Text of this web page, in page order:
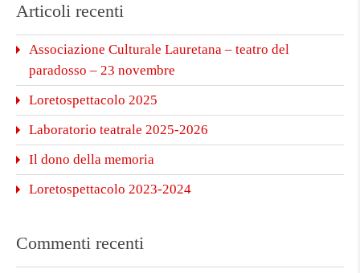
Articoli recenti
Associazione Culturale Lauretana – teatro del
paradosso – 23 novembre
Loretospettacolo 2025
Laboratorio teatrale 2025-2026
Il dono della memoria
Loretospettacolo 2023-2024
Commenti recenti